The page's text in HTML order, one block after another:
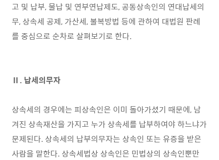
고 및 납부, 물납 및 연부연납제도, 공동상속인의 연대납세의
무, 상속세 공제, 가산세, 불복방법 등에 관하여 대법원 판례
를 중심으로 순차로 살펴보기로 한다.
Ⅱ. 납세의무자
상속세의 경우에는 피상속인은 이미 돌아가셨기 때문에, 남
겨진 상속재산을 가지고 누가 상속세를 납부하여야 하느냐가
문제된다. 상속세의 납부의무자는 상속인 또는 유증을 받은
사람을 말한다. 상속세법상 상속인은 민법상의 상속인뿐만